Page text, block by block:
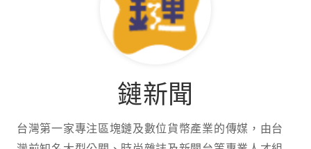
鏈新聞
台灣第一家專注區塊鏈及數位貨幣產業的傳媒，由台